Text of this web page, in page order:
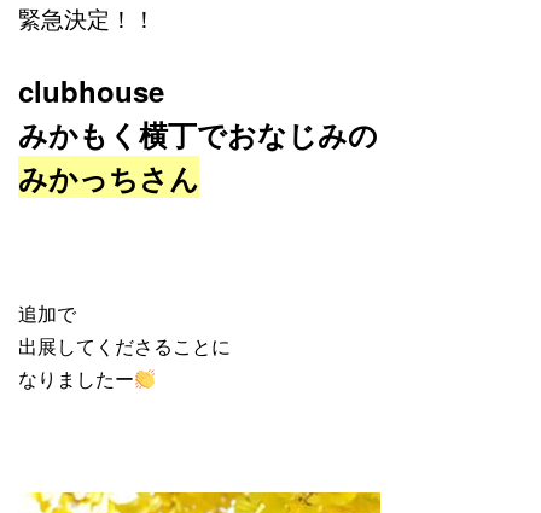
緊急決定！！
clubhouse
みかもく横丁でおなじみの
みかっちさん
追加で
出展してくださることに
なりましたー